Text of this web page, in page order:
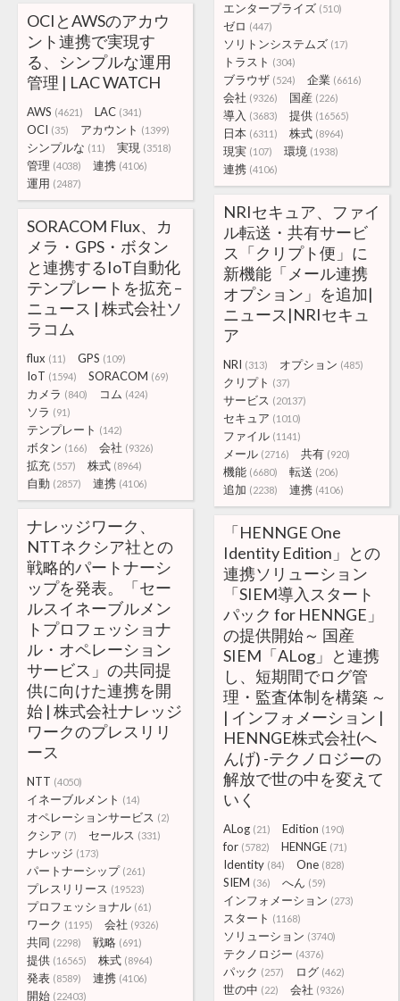
エンタープライズ (510)
ゼロ (447)
ソリトンシステムズ (17)
トラスト (304)
ブラウザ (524) 企業 (6616)
会社 (9326) 国産 (226)
導入 (3683) 提供 (16565)
日本 (6311) 株式 (8964)
現実 (107) 環境 (1938)
連携 (4106)
OCIとAWSのアカウ
ント連携で実現す
る、シンプルな運用
管理 | LAC WATCH
AWS (4621) LAC (341)
OCI (35) アカウント (1399)
シンプルな (11) 実現 (3518)
管理 (4038) 連携 (4106)
運用 (2487)
NRIセキュア、ファイ
ル転送・共有サービ
ス「クリプト便」に
新機能「メール連携
オプション」を追加|
ニュース|NRIセキュ
ア
NRI (313) オプション (485)
クリプト (37)
サービス (20137)
セキュア (1010)
ファイル (1141)
メール (2716) 共有 (920)
機能 (6680) 転送 (206)
追加 (2238) 連携 (4106)
SORACOM Flux、カ
メラ・GPS・ボタン
と連携するIoT自動化
テンプレートを拡充 –
ニュース | 株式会社ソ
ラコム
flux (11) GPS (109)
IoT (1594) SORACOM (69)
カメラ (840) コム (424)
ソラ (91)
テンプレート (142)
ボタン (166) 会社 (9326)
拡充 (557) 株式 (8964)
自動 (2857) 連携 (4106)
ナレッジワーク、
NTTネクシア社との
戦略的パートナーシ
ップを発表。「セー
ルスイネーブルメン
トプロフェッショナ
ル・オペレーション
サービス」の共同提
供に向けた連携を開
始 | 株式会社ナレッジ
ワークのプレスリリ
ース
NTT (4050)
イネーブルメント (14)
オペレーションサービス (2)
クシア (7) セールス (331)
ナレッジ (173)
パートナーシップ (261)
プレスリリース (19523)
プロフェッショナル (61)
ワーク (1195) 会社 (9326)
共同 (2298) 戦略 (691)
提供 (16565) 株式 (8964)
発表 (8589) 連携 (4106)
開始 (22403)
「HENNGE One
Identity Edition」との
連携ソリューション
「SIEM導入スタート
パック for HENNGE」
の提供開始～ 国産
SIEM「ALog」と連携
し、短期間でログ管
理・監査体制を構築 ～
| インフォメーション |
HENNGE株式会社(へ
んげ) -テクノロジーの
解放で世の中を変えて
いく
ALog (21) Edition (190)
for (5782) HENNGE (71)
Identity (84) One (828)
SIEM (36) へん (59)
インフォメーション (273)
スタート (1168)
ソリューション (3740)
テクノロジー (4376)
パック (257) ログ (462)
世の中 (22) 会社 (9326)